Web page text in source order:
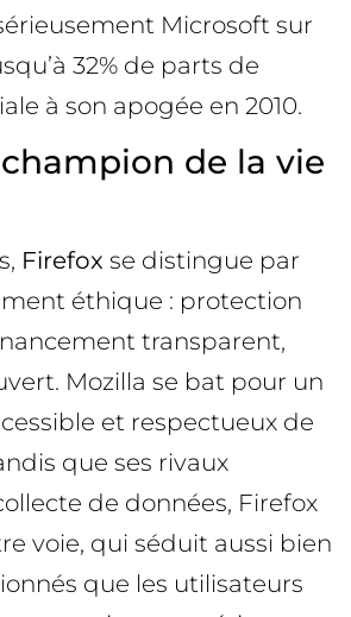
Microsoft sur
32% de parts de
à son apogée en 2010.
de la vie
Firefox se distingue par
éthique : protection
transparent,
Mozilla se bat pour un
et respectueux de
que ses rivaux
de données, Firefox
voie, qui séduit aussi bien
que les utilisateurs